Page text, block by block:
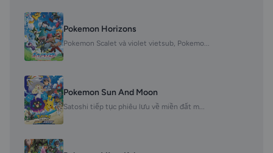
Pokemon Horizons
Pokemon Scalet và violet vietsub, Pokemo...
Pokemon Sun And Moon
Satoshi tiếp tục phiêu lưu về miền đất m...